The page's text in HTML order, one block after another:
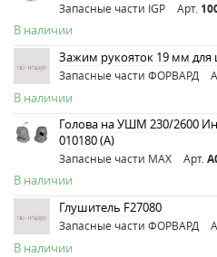
Запасные части IGP Арт.
В наличии
Зажим рукояток 19 мм для
Запасные части ФОРВАРД
В наличии
Голова на УШМ 230/2600
010180 (А)
Запасные части MAX Арт.
В наличии
Глушитель F27080
Запасные части ФОРВАРД
В наличии